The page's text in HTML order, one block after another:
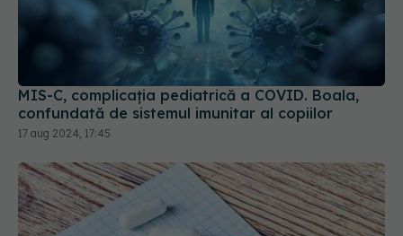
MIS-C, complicația pediatrică a COVID. Boala,
confundată de sistemul imunitar al copiilor
17 aug 2024, 17:45